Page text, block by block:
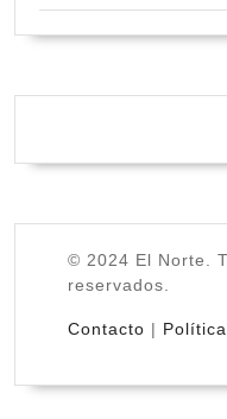
© 2024 El Norte.
reservados.
Contacto |